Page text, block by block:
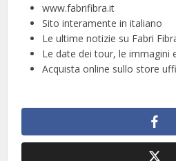
www.fabrifibra.it
Sito interamente in italiano
Le ultime notizie su Fabri
Le date dei tour, le immagini
Acquista online sullo store